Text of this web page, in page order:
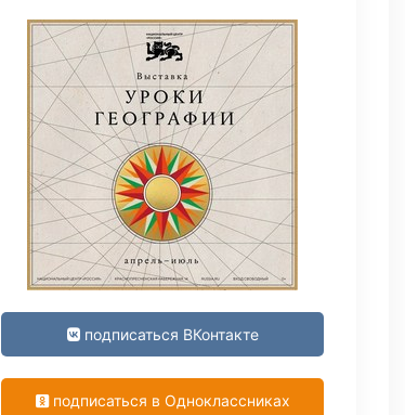
подписаться ВКонтакте
подписаться в Одноклассниках